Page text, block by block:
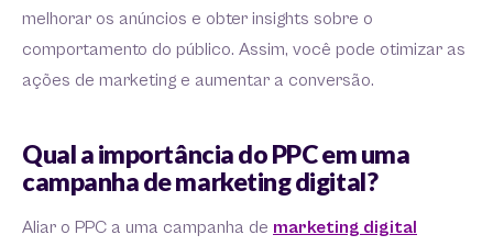
melhorar os anúncios e obter insights sobre o
comportamento do público. Assim, você pode otimizar as
ações de marketing e aumentar a conversão.
Qual a importância do PPC em uma
campanha de marketing digital?
Aliar o PPC a uma campanha de marketing digital